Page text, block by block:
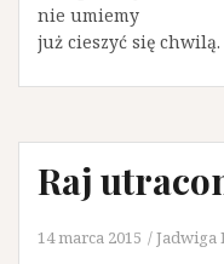
nie umiemy
już cieszyć się chwilą.
Raj
14 marca 2015 Jadwiga